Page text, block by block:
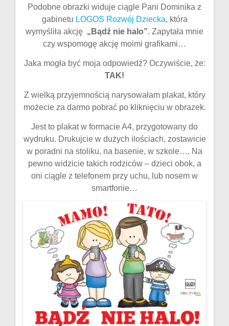
Podobne obrazki widuje ciągle Pani Dominika z
gabinetu LOGOS Rozwój Dziecka, która
wymyśliła akcję „Bądź nie halo”. Zapytała mnie
czy wspomogę akcję moimi grafikami…
Jaka mogła być moja odpowiedź? Oczywiście, że:
TAK!
Z wielką przyjemnością narysowałam plakat, który
możecie za darmo pobrać po kliknięciu w obrazek.
Jest to plakat w formacie A4, przygotowany do
wydruku. Drukujcie w dużych ilościach, zostawicie
w poradni na stoliku, na basenie, w szkole…. Na
pewno widzicie takich rodziców – dzieci obok, a
oni ciągle z telefonem przy uchu, lub nosem w
smartfonie…